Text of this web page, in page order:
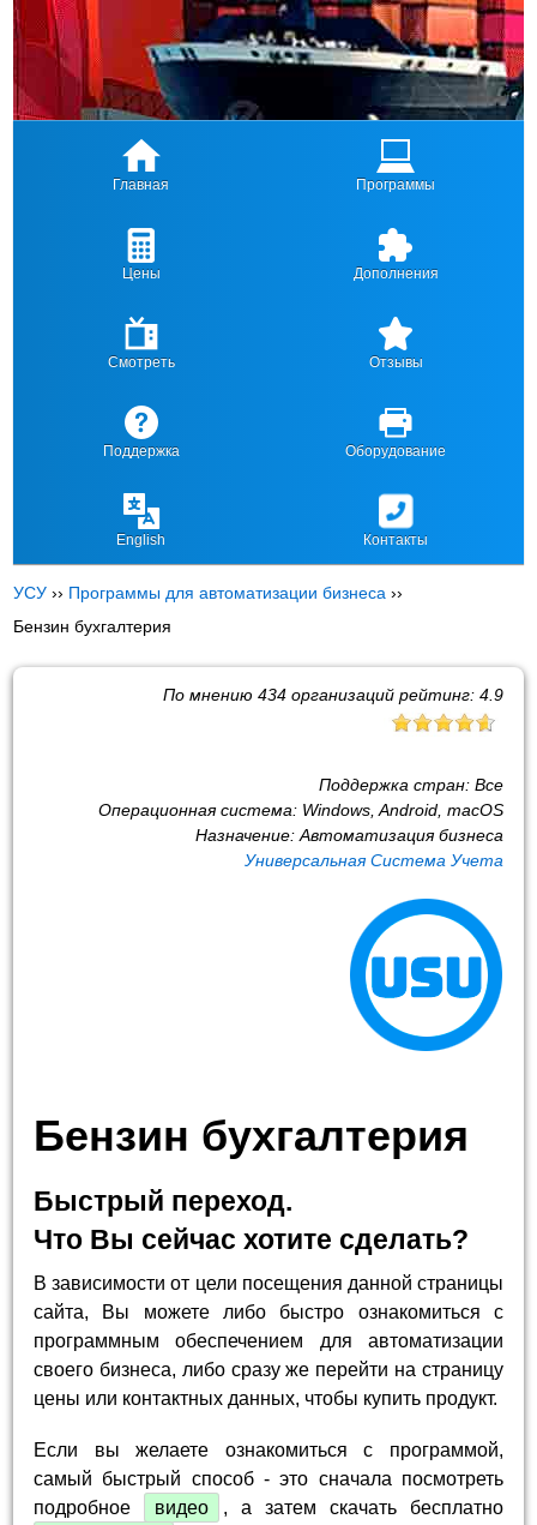
Главная Программы
Цены Дополнения
Смотреть Отзывы
Поддержка Оборудование
English Контакты
УСУ ›› Программы для автоматизации бизнеса ››
Бензин бухгалтерия
По мнению 434организаций рейтинг: 4.9
Поддержка стран: Все
Операционная система: Windows, Android, macOS
Назначение: Автоматизация бизнеса
Универсальная Система Учета
Бензин бухгалтерия
Быстрый переход.
Что Вы сейчас хотите сделать?
В зависимости от цели посещения данной страницы
сайта, Вы можете либо быстро ознакомиться с
программным обеспечением для автоматизации
своего бизнеса, либо сразу же перейти на страницу
цены или контактных данных, чтобы купить продукт.
Если вы желаете ознакомиться с программой,
самый быстрый способ - это сначала посмотреть
подробное
видео
, а затем скачать бесплатно